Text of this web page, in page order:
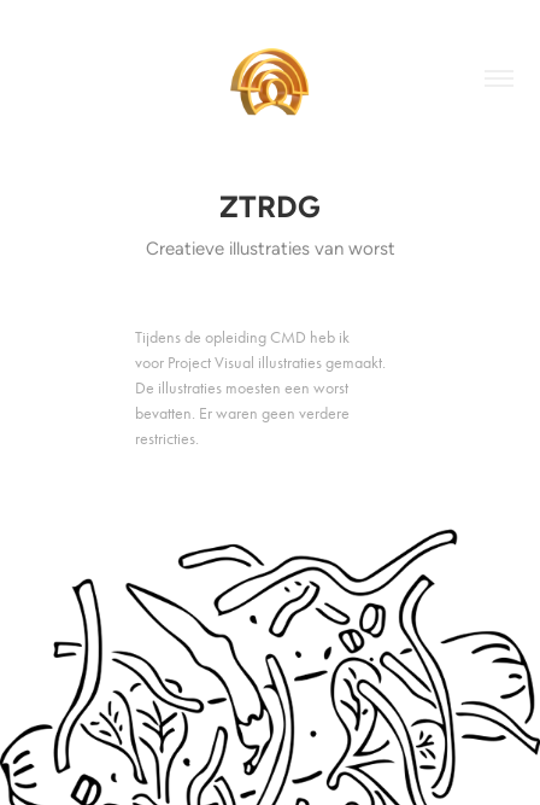
ZTRDG
Creatieve illustraties van worst
Tijdens de opleiding CMD heb ik
voor Project Visual illustraties gemaakt.
De illustraties moesten een worst
bevatten. Er waren geen verdere
restricties.